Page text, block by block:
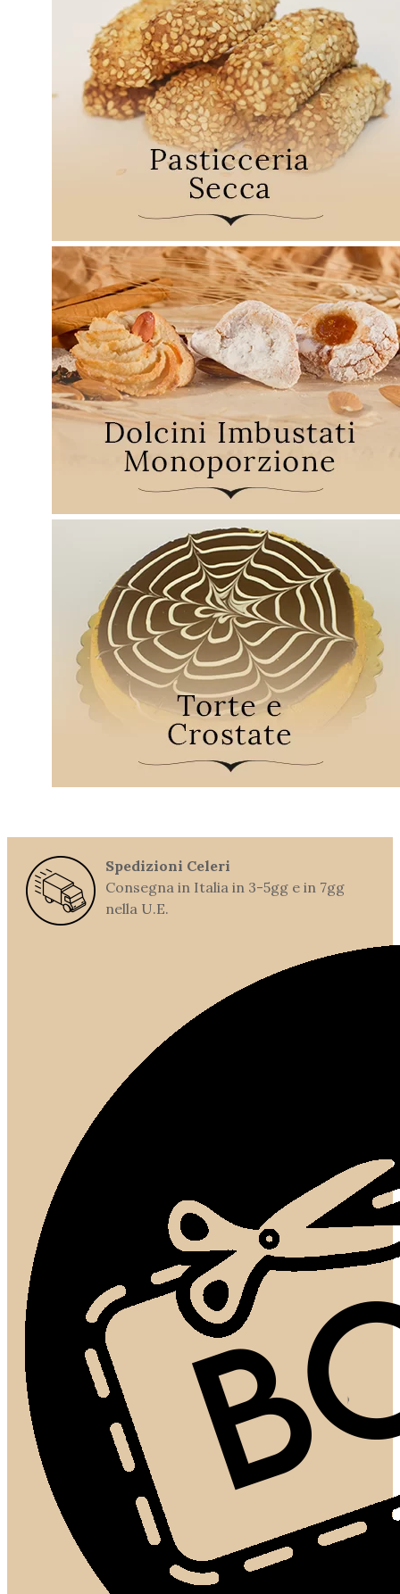
Spedizioni Celeri
Consegna in Italia in 3-5gg e in 7gg
nella U.E.